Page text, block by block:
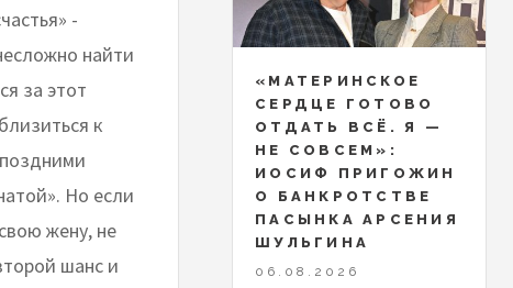
-
найти
за этот
к
Но если
жену, не
шанс и
«МАТЕРИНСКОЕ
СЕРДЦЕ ГОТОВО
ОТДАТЬ ВСЁ. Я —
НЕ СОВСЕМ»:
ИОСИФ ПРИГОЖИН
О БАНКРОТСТВЕ
ПАСЫНКА АРСЕНИЯ
ШУЛЬГИНА
06.08.2026